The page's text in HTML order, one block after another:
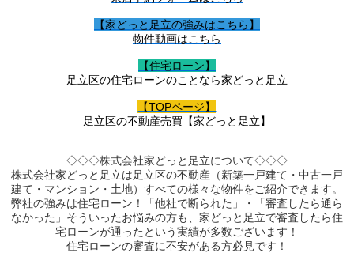
【家どっと足立の強みはこちら】
物件動画はこちら
【住宅ローン】
足立区の住宅ローンのことなら家どっと足立
【TOPページ】
足立区の不動産売買【家どっと足立】
◇◇◇株式会社家どっと足立について◇◇◇
株式会社家どっと足立は足立区の不動産（新築一戸建て・中古一戸
建て・マンション・土地）すべての様々な物件をご紹介できます。
弊社の強みは住宅ローン！「他社で断られた」・「審査したら通ら
なかった」そういったお悩みの方も、家どっと足立で審査したら住
宅ローンが通ったという実績が多数ございます！
住宅ローンの審査に不安がある方必見です！